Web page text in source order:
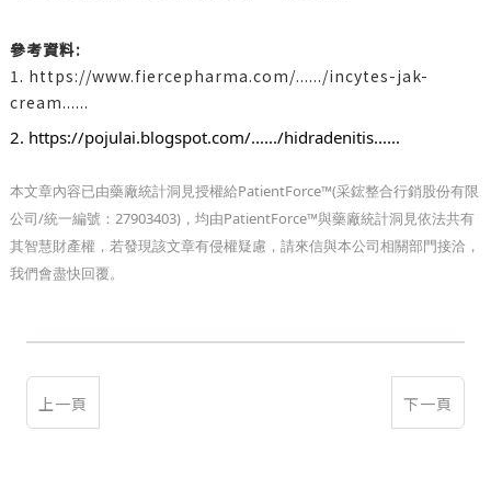
參考資料:
1. https://www.fiercepharma.com/....../incytes-jak-
cream......
2. https://pojulai.blogspot.com/....../hidradenitis......
本文章內容已由藥廠統計洞見授權給PatientForce™(采鋐整合行銷股份有限
公司/統一編號：27903403)，均由PatientForce™與藥廠統計洞見依法共有
其智慧財產權，若發現該文章有侵權疑慮，請來信與本公司相關部門接洽，
我們會盡快回覆。
上一頁 下一頁